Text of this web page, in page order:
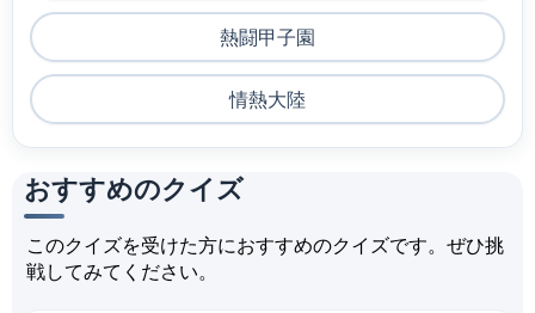
熱闘甲子園
情熱大陸
おすすめのクイズ
このクイズを受けた方におすすめのクイズです。ぜひ挑
戦してみてください。